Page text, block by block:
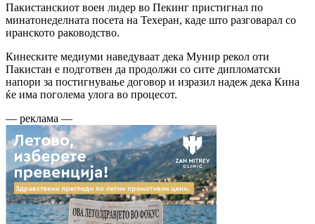
Пакистанскиот воен лидер во Пекинг пристигнал по
минатонеделната посета на Техеран, каде што разговарал со
иранското раководство.
Кинеските медиуми наведуваат дека Мунир рекол оти
Пакистан е подготвен да продолжи со сите дипломатски
напори за постигнување договор и изразил надеж дека Кина
ќе има поголема улога во процесот.
— реклама —